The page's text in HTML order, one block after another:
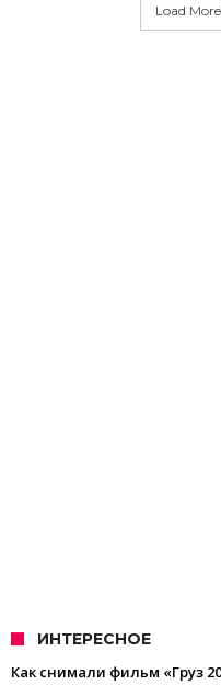
Load
ИНТЕРЕСНОЕ
Как снимали фильм «Груз